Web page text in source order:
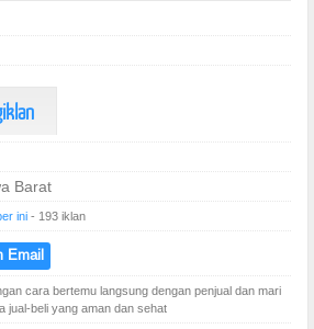
Barat
ini - 193 iklan
Email
cara bertemu langsung dengan penjual dan mari
jual-beli yang aman dan sehat